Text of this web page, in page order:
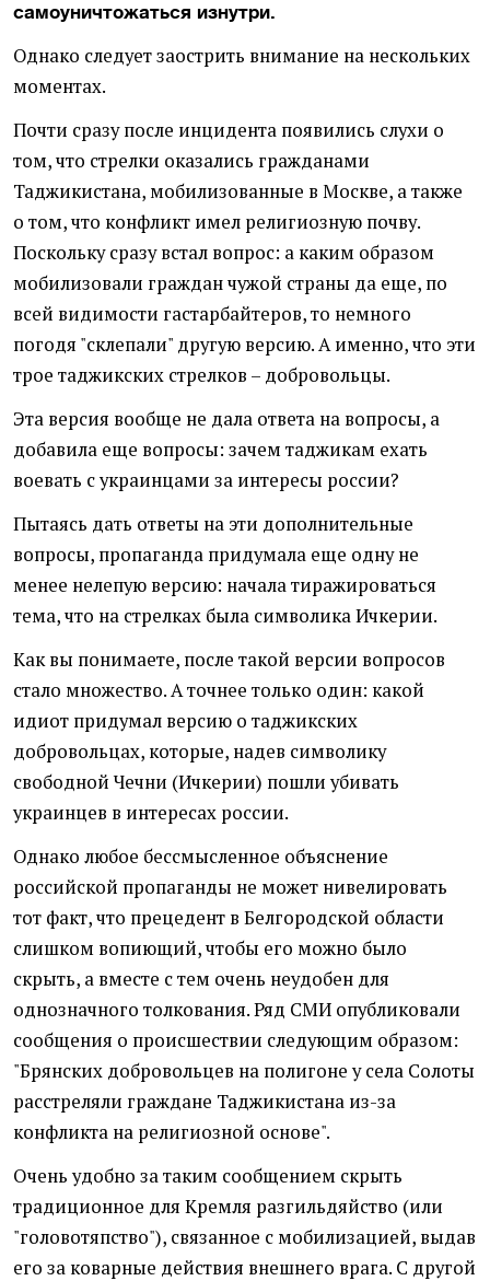
самоуничтожаться изнутри.
Однако следует заострить внимание на нескольких
моментах.
Почти сразу после инцидента появились слухи о
том, что стрелки оказались гражданами
Таджикистана, мобилизованные в Москве, а также
о том, что конфликт имел религиозную почву.
Поскольку сразу встал вопрос: а каким образом
мобилизовали граждан чужой страны да еще, по
всей видимости гастарбайтеров, то немного
погодя "склепали" другую версию. А именно, что эти
трое таджикских стрелков – добровольцы.
Эта версия вообще не дала ответа на вопросы, а
добавила еще вопросы: зачем таджикам ехать
воевать с украинцами за интересы россии?
Пытаясь дать ответы на эти дополнительные
вопросы, пропаганда придумала еще одну не
менее нелепую версию: начала тиражироваться
тема, что на стрелках была символика Ичкерии.
Как вы понимаете, после такой версии вопросов
стало множество. А точнее только один: какой
идиот придумал версию о таджикских
добровольцах, которые, надев символику
свободной Чечни (Ичкерии) пошли убивать
украинцев в интересах россии.
Однако любое бессмысленное объяснение
российской пропаганды не может нивелировать
тот факт, что прецедент в Белгородской области
слишком вопиющий, чтобы его можно было
скрыть, а вместе с тем очень неудобен для
однозначного толкования. Ряд СМИ опубликовали
сообщения о происшествии следующим образом:
"Брянских добровольцев на полигоне у села Солоты
расстреляли граждане Таджикистана из-за
конфликта на религиозной основе".
Очень удобно за таким сообщением скрыть
традиционное для Кремля разгильдяйство (или
"головотяпство"), связанное с мобилизацией, выдав
его за коварные действия внешнего врага. С другой